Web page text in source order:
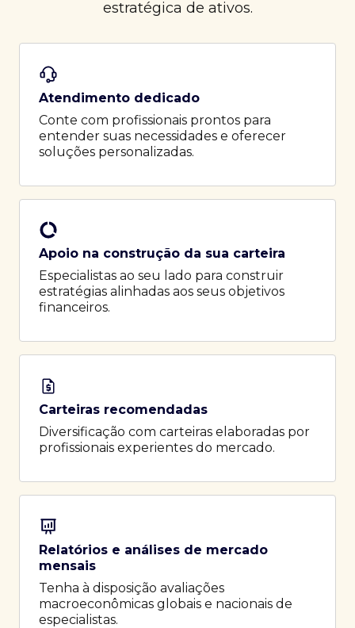
estratégica de ativos.
Atendimento dedicado
Conte com profissionais prontos para
entender suas necessidades e oferecer
soluções personalizadas.
Apoio na construção da sua carteira
Especialistas ao seu lado para construir
estratégias alinhadas aos seus objetivos
financeiros.
Carteiras recomendadas
Diversificação com carteiras elaboradas por
profissionais experientes do mercado.
Relatórios e análises de mercado
mensais
Tenha à disposição avaliações
macroeconômicas globais e nacionais de
especialistas.